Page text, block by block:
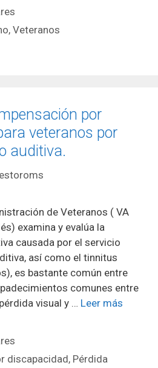
,Veteranos
por
veteranos por
auditiva.
de Veteranos ( VA
examina y evalúa la
causada por el servicio
así como el tinnitus
es bastante común entre
comunes entre
visual y … Leer más
discapacidad, Pérdida